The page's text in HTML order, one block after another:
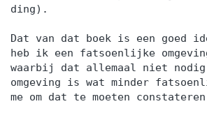
ding).
Dat van dat boek is een goed
heb ik een fatsoenlijke
waarbij dat allemaal niet
omgeving is wat minder
me om dat te moeten